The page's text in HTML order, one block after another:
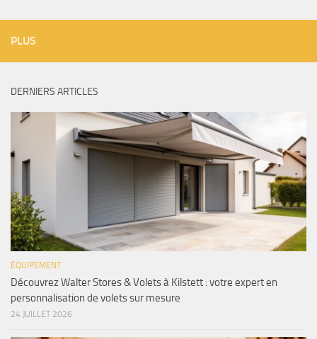
PLUS
DERNIERS ARTICLES
ÉQUIPEMENT
Découvrez Walter Stores & Volets à Kilstett : votre expert en
personnalisation de volets sur mesure
24 JUILLET 2026